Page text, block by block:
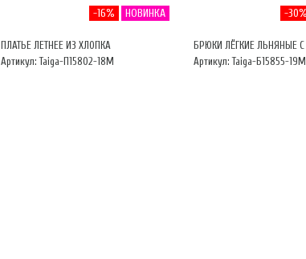
-16% НОВИНКА
ПЛАТЬЕ ЛЕТНЕЕ ИЗ ХЛОПКА
Артикул: Taiga-П15802-18М
-30%
БРЮКИ ЛЁГКИЕ ЛЬНЯНЫЕ
Артикул: Taiga-Б15855-19М